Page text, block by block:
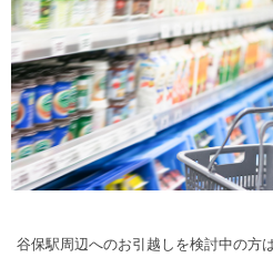
谷保駅周辺へのお引越しを検討中の方